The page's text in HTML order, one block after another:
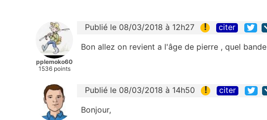
pplemoko60
1536 points
Publié le 08/03/2018 à 12h27 ! citer
Bon allez on revient a l'âge de pierre , quel
Publié le 08/03/2018 à 14h50 ! citer
Bonjour,